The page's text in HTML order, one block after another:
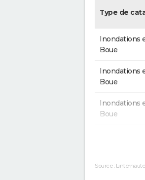
Type de
Inondations
Boue
Inondations
Boue
Inondations
Boue
Inondations
Source :